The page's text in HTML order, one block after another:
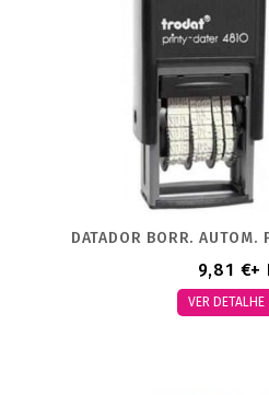
DATADOR BORR.
9,81 €+
VER DETALHE